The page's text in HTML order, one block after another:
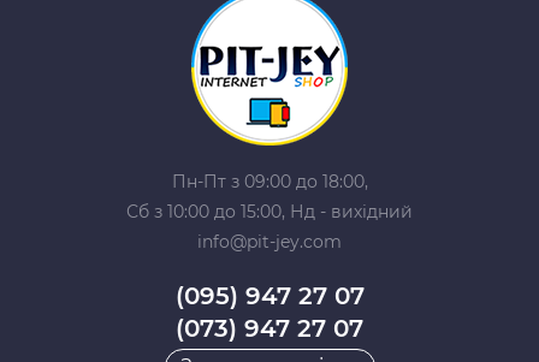
Пн-Пт з 09:00 до 18:00,
Сб з 10:00 до 15:00, Нд - вихідний
info@pit-jey.com
(095) 947 27 07
(073) 947 27 07